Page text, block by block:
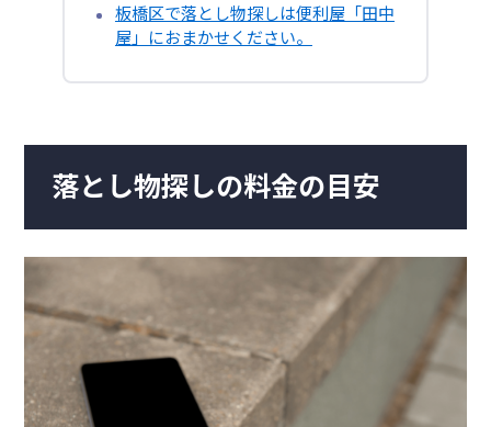
板橋区で落とし物探しは便利屋「田中
屋」におまかせください。
落とし物探しの料金の目安